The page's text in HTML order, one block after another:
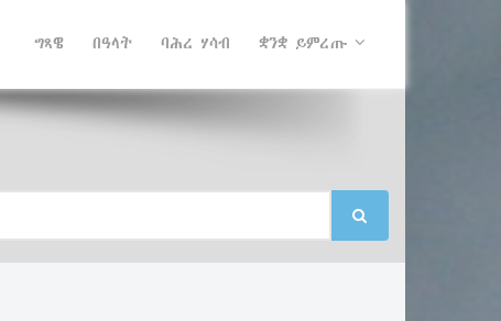
ግጻዌ በዓላት ባሕረ ሃሳብ ቋንቋ ይምረጡ